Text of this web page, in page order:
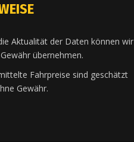
Aktualität der Daten können wir
übernehmen.
Fahrpreise sind geschätzt
Gewähr.